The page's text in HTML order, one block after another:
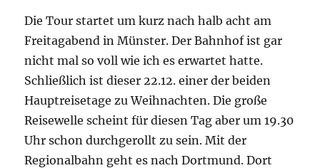
Die Tour startet um kurz nach halb acht am
Freitagabend in Münster. Der Bahnhof ist gar
nicht mal so voll wie ich es erwartet hatte.
Schließlich ist dieser 22.12. einer der beiden
Hauptreisetage zu Weihnachten. Die große
Reisewelle scheint für diesen Tag aber um 19.30
Uhr schon durchgerollt zu sein. Mit der
Regionalbahn geht es nach Dortmund. Dort